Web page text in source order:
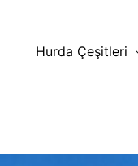
Hurda Çeşitleri